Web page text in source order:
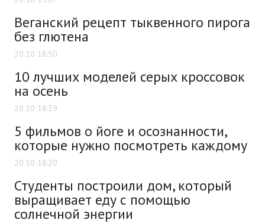
Веганский рецепт тыквенного пирога
без глютена
20.10 18:50
10 лучших моделей серых кроссовок
на осень
20.10 18:39
5 фильмов о йоге и осознанности,
которые нужно посмотреть каждому
20.10 18:20
Студенты построили дом, который
выращивает еду с помощью
солнечной энергии